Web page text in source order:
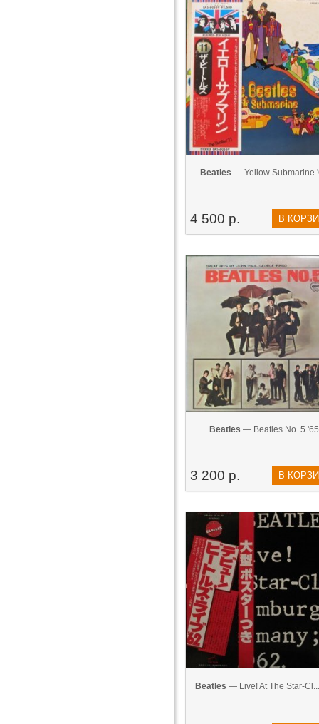
Beatles — Yellow Submarine
4 500 р. В
Beatles — Beatles No. 5 '65
3 200 р. В
Beatles — Live! At The Star-